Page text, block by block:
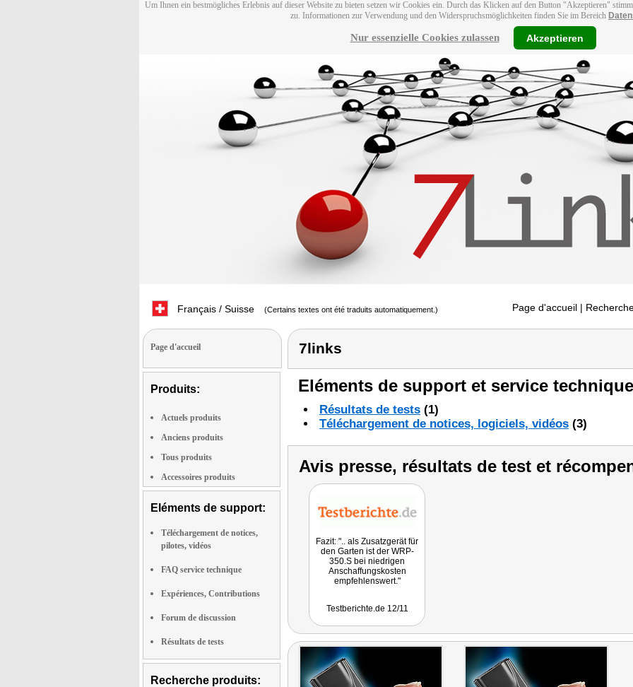
Um Ihnen ein bestmögliches Erlebnis auf dieser Website zu bieten setzen wir Cookies ein. Durch das Klicken auf den Button "Akzeptieren"
zu. Informationen zur Verwendung und den Widerspruchsmöglichkeiten finden Sie im Bereich
Nur essenzielle Cookies zulassen Akzeptieren
Français / Suisse (Certains textes ont été traduits automatiquement.) Page d'accueil |
Page d'accueil
Produits:
Actuels produits
Anciens produits
Tous produits
Accessoires produits
Eléments de support:
Téléchargement de notices,
pilotes, vidéos
FAQ service technique
Expériences, Contributions
Forum de discussion
Résultats de tests
Recherche produits:
7links
Eléments de support et service
Résultats de tests (1)
Téléchargement de notices, logiciels, vidéos (3)
Avis presse, résultats de test et
Fazit: ".. als Zusatzgerät für
den Garten ist der WRP-
350.S bei niedrigen
Anschaffungskosten
empfehlenswert."
Testberichte.de 12/11